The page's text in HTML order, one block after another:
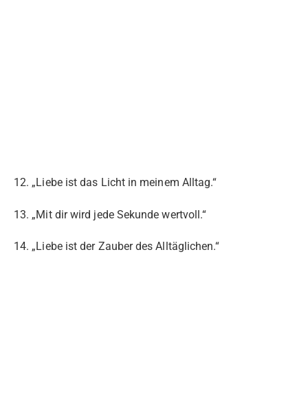
12. „Liebe ist das Licht in meinem Alltag.“
13. „Mit dir wird jede Sekunde wertvoll.“
14. „Liebe ist der Zauber des Alltäglichen.“